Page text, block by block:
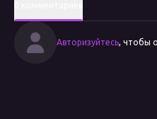
Авторизуйтесь, чтобы